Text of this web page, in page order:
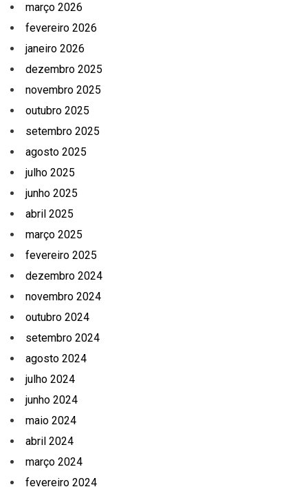
março 2026
fevereiro 2026
janeiro 2026
dezembro 2025
novembro 2025
outubro 2025
setembro 2025
agosto 2025
julho 2025
junho 2025
abril 2025
março 2025
fevereiro 2025
dezembro 2024
novembro 2024
outubro 2024
setembro 2024
agosto 2024
julho 2024
junho 2024
maio 2024
abril 2024
março 2024
fevereiro 2024